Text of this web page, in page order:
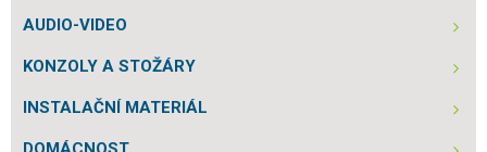
AUDIO-VIDEO
KONZOLY A STOŽÁRY
INSTALAČNÍ MATERIÁL